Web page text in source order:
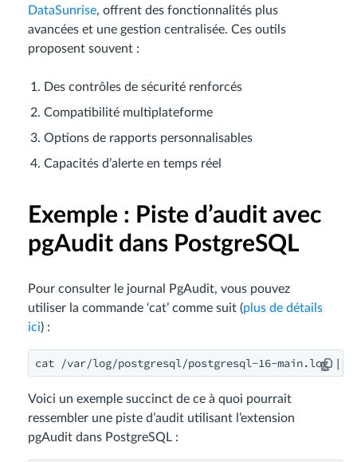
DataSunrise, offrent des fonctionnalités plus
avancées et une gestion centralisée. Ces outils
proposent souvent :
Des contrôles de sécurité renforcés
Compatibilité multiplateforme
Options de rapports personnalisables
Capacités d’alerte en temps réel
Exemple : Piste d’audit avec
pgAudit dans PostgreSQL
Pour consulter le journal PgAudit, vous pouvez
utiliser la commande ‘cat’ comme suit (plus de détails
ici) :
cat /var/log/postgresql/postgresql-16-main.log |
Voici un exemple succinct de ce à quoi pourrait
ressembler une piste d’audit utilisant l’extension
pgAudit dans PostgreSQL :